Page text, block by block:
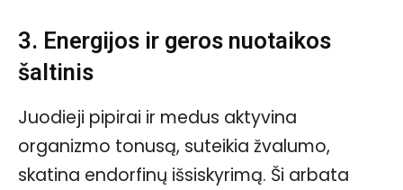
3. Energijos ir geros nuotaikos
šaltinis
Juodieji pipirai ir medus aktyvina
organizmo tonusą, suteikia žvalumo,
skatina endorfinų išsiskyrimą. Ši arbata